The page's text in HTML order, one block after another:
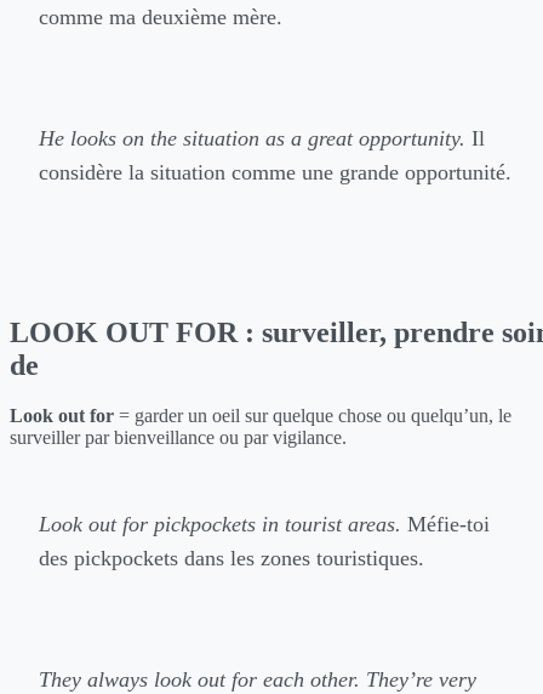
comme ma deuxième mère.
He looks on the situation as a great opportunity. Il
considère la situation comme une grande opportunité.
LOOK OUT FOR : surveiller, prendre
de
Look out for = garder un oeil sur quelque chose ou quelqu’un, le
surveiller par bienveillance ou par vigilance.
Look out for pickpockets in tourist areas. Méfie-toi
des pickpockets dans les zones touristiques.
They always look out for each other. They’re very